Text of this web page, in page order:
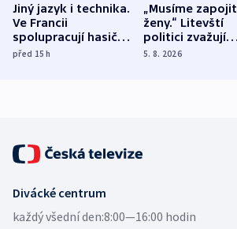
Jiný jazyk i technika.
Ve Francii
spolupracují hasiči z
různých zemí
před 15h
„Musíme zapojit
ženy.“ Litevští
politici zvažují
dohodu o
5. 8. 2026
Divácké centrum
každý všední den:8:00—16:00 hodin